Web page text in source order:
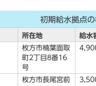
初期給水拠点
所在地 給水
枚方市楠葉面取
町2丁目8番16
号
枚方市長尾宮前